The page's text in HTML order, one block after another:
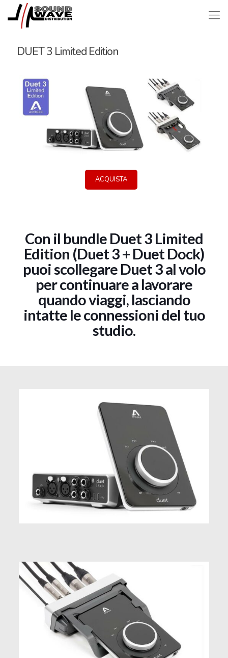
DUET 3 Limited Edition
ACQUISTA
Con il bundle Duet 3 Limited
Edition (Duet 3 + Duet Dock)
puoi scollegare Duet 3 al volo
per continuare a lavorare
quando viaggi, lasciando
intatte le connessioni del tuo
studio.